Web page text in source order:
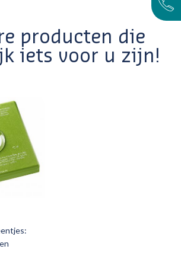
producten die
iets voor u zijn!